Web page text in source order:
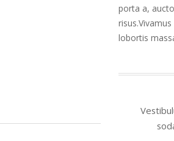
porta a,
lobortis